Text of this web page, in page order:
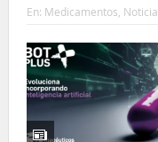
En: Medicamentos